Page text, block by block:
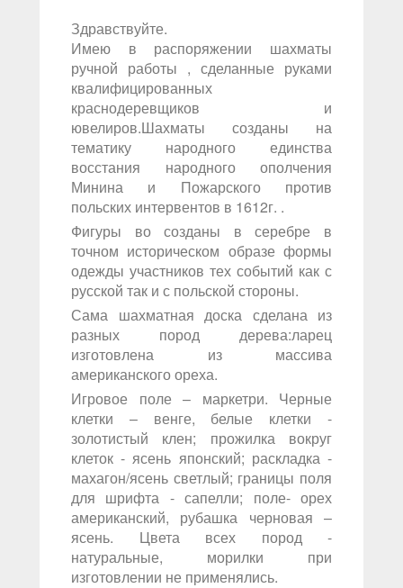
Здравствуйте.
Имею в распоряжении шахматы
ручной работы , сделанные руками
квалифицированных
краснодеревщиков и
ювелиров.Шахматы созданы на
тематику народного единства
восстания народного ополчения
Минина и Пожарского против
польских интервентов в 1612г. .
Фигуры во созданы в серебре в
точном историческом образе формы
одежды участников тех событий как с
русской так и с польской стороны.
Сама шахматная доска сделана из
разных пород дерева:ларец
изготовлена из массива
американского ореха.
Игровое поле – маркетри. Черные
клетки – венге, белые клетки -
золотистый клен; прожилка вокруг
клеток - ясень японский; раскладка -
махагон/ясень светлый; границы поля
для шрифта - сапелли; поле- орех
американский, рубашка черновая –
ясень. Цвета всех пород -
натуральные, морилки при
изготовлении не применялись.